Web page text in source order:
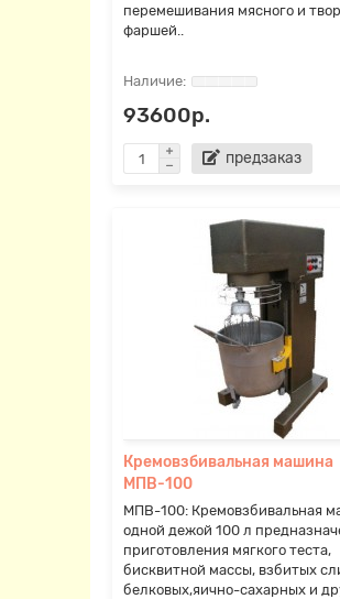
перемешивания мясного и
фаршей..
93600р.
предзаказ
Кремовзбивальная машина
МПВ-100
МПВ-100: Кремовзбивальная
одной дежой 100 л
приготовления мягкого теста,
бисквитной массы, взбитых
белковых,яично-сахарных и